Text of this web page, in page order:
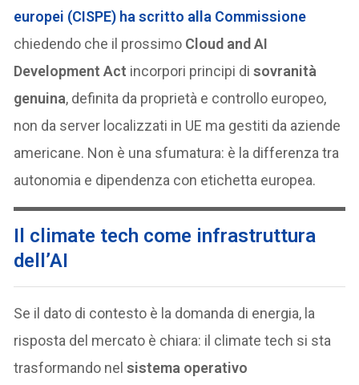
europei (CISPE) ha scritto alla Commissione
chiedendo che il prossimo Cloud and AI
Development Act incorpori principi disovranità
genuina, definita da proprietà e controllo europeo,
non da server localizzati in UE ma gestiti da aziende
americane. Non è una sfumatura: è la differenza tra
autonomia e dipendenza con etichetta europea.
Il climate tech come infrastruttura
dell’AI
Se il dato di contesto è la domanda di energia, la
risposta del mercato è chiara: il climate tech si sta
trasformando nelsistema operativo